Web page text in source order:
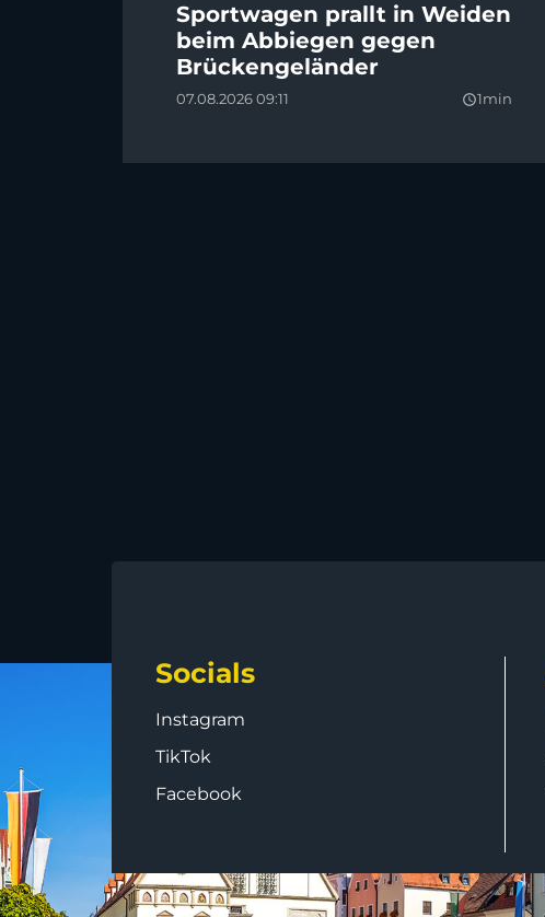
Sportwagen prallt in Weiden
beim Abbiegen gegen
Brückengeländer
07.08.2026 09:11 query_builder1min
Socials
Instagram
TikTok
Facebook